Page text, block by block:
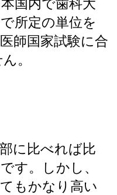
所定の単位を
師国家試験に合
。
に比べれば比
す。しかし、
もかなり高い